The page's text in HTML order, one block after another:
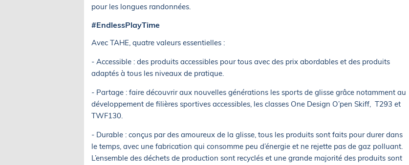
pour les longues randonnées.
#EndlessPlayTime
Avec TAHE, quatre valeurs essentielles :
- Accessible : des produits accessibles pour tous avec des prix abordables et des produits
adaptés à tous les niveaux de pratique.
- Partage : faire découvrir aux nouvelles générations les sports de glisse grâce notamment au
développement de filières sportives accessibles, les classes One Design O’pen Skiff, T293 et
TWF130.
- Durable : conçus par des amoureux de la glisse, tous les produits sont faits pour durer dans
le temps, avec une fabrication qui consomme peu d’énergie et ne rejette pas de gaz polluant.
L’ensemble des déchets de production sont recyclés et une grande majorité des produits sont